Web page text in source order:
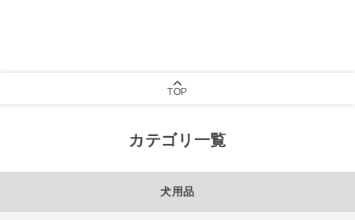
TOP
カテゴリ一覧
犬用品